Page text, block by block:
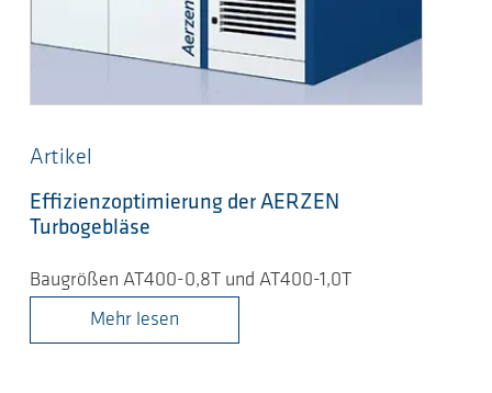
Artikel
Effizienzoptimierung der AERZEN
Turbogebläse
Baugrößen AT400-0,8T und AT400-1,0T
Mehr lesen